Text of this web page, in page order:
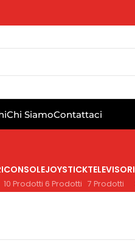
Chi SiamoContattaci
CONSOLE
10 Prodotti
JOYSTICK
6 Prodotti
TELEVISORI
7 Prodotti